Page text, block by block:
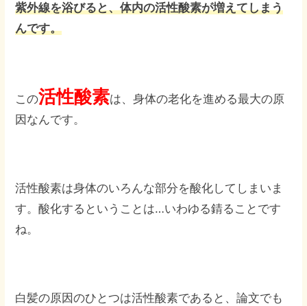
紫外線を浴びると、体内の活性酸素が増えてしまう
んです。
この活性酸素は、身体の老化を進める最大の原
因なんです。
活性酸素は身体のいろんな部分を酸化してしまいま
す。酸化するということは…いわゆる錆ることです
ね。
白髪の原因のひとつは活性酸素であると、論文でも